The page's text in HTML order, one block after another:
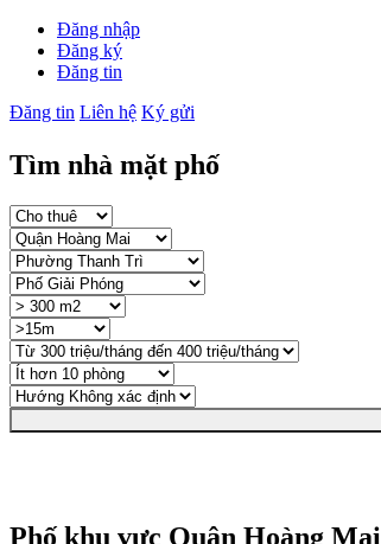
Đăng nhập
Đăng ký
Đăng tin
Đăng tin Liên hệ Ký gửi
Tìm nhà mặt phố
Phố khu vực Quận Hoàng Mai